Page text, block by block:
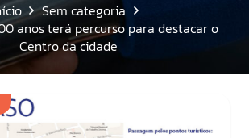
Sem categoria
anos terá percurso para destacar o
Centro da cidade